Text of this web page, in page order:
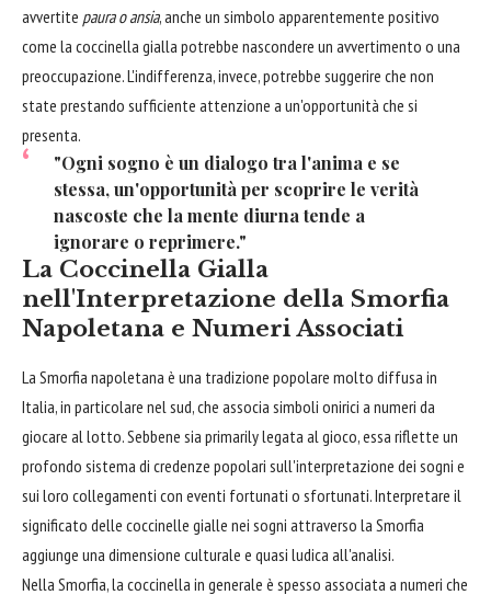
avvertite paura o ansia, anche un simbolo apparentemente positivo
come la coccinella gialla potrebbe nascondere un avvertimento o una
preoccupazione. L'indifferenza, invece, potrebbe suggerire che non
state prestando sufficiente attenzione a un'opportunità che si
presenta.
"Ogni sogno è un dialogo tra l'anima e se
stessa, un'opportunità per scoprire le verità
nascoste che la mente diurna tende a
ignorare o reprimere."
La Coccinella Gialla
nell'Interpretazione della Smorfia
Napoletana e Numeri Associati
La Smorfia napoletana è una tradizione popolare molto diffusa in
Italia, in particolare nel sud, che associa simboli onirici a numeri da
giocare al lotto. Sebbene sia primarily legata al gioco, essa riflette un
profondo sistema di credenze popolari sull'interpretazione dei sogni e
sui loro collegamenti con eventi fortunati o sfortunati. Interpretare il
significato delle coccinelle gialle nei sogni attraverso la Smorfia
aggiunge una dimensione culturale e quasi ludica all'analisi.
Nella Smorfia, la coccinella in generale è spesso associata a numeri che